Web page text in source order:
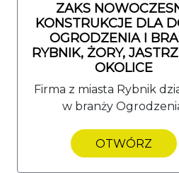
ZAKS
KONSTRUKCJE DLA
OGRODZENIA I
RYBNIK, ŻORY,
OKOLICE
Firma z miasta Rybnik
w branży
OTWÓRZ